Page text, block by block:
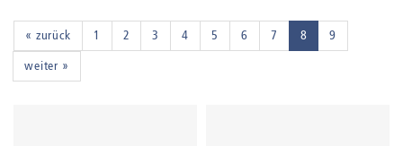
« zurück 1 2 3 4 5 6 7 8
9
weiter »